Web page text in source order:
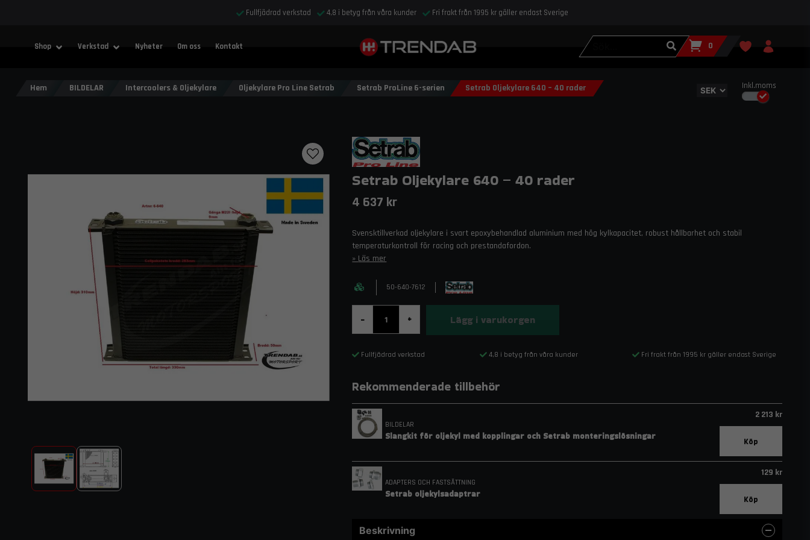
Fullfjädrad verkstad 4,8 i betyg från våra kunder Fri frakt från 1995 kr gäller endast Sverige
Inkl.moms
Shop Verkstad Nyheter Om oss Kontakt 0
Hem BILDELAR Intercoolers & Oljekylare Oljekylare Pro Line Setrab Setrab ProLine 6-serien Setrab Oljekylare 640 – 40 rader
Setrab Oljekylare 640 – 40 rader
4 637 kr
Svensktillverkad oljekylare i svart epoxybehandlad aluminium med hög kylkapacitet, robust hållbarhet och stabil
temperaturkontroll för racing och prestandafordon.
Läs mer
50-640-7612
- + Lägg i varukorgen
Fullfjädrad verkstad 4,8 i betyg från våra kunder Fri frakt från 1995 kr gäller endast Sverige
Rekommenderade tillbehör
BILDELAR
Slangkit för oljekyl med kopplingar och Setrab monteringslösningar
2 213 kr
Köp
ADAPTERS OCH FASTSÄTTNING
Setrab oljekylsadaptrar
129 kr
Köp
Beskrivning